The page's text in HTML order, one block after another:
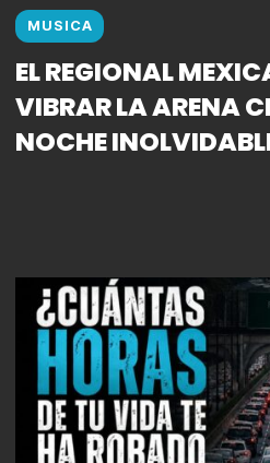
MUSICA
EL REGIONAL
VIBRAR LA ARENA
NOCHE